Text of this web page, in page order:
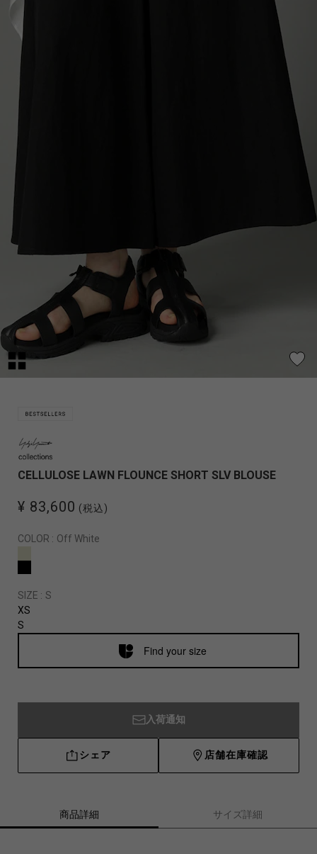
CELLULOSE LAWN FLOUNCE SHORT SLV BLOUSE
¥ 83,600 (税込)
COLOR : Off White
SIZE : S
XS
S
Find your size
入荷通知
シェア 店舗在庫確認
商品詳細 サイズ詳細